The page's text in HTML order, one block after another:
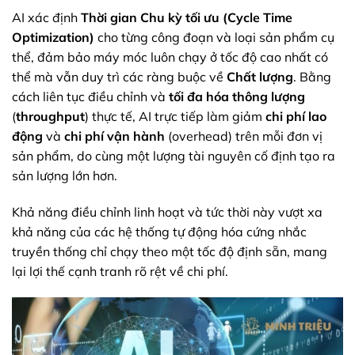
AI xác định Thời gian Chu kỳ tối ưu (Cycle Time
Optimization) cho từng công đoạn và loại sản phẩm cụ
thể, đảm bảo máy móc luôn chạy ở tốc độ cao nhất có
thể mà vẫn duy trì các ràng buộc về Chất lượng. Bằng
cách liên tục điều chỉnh và tối đa hóa thông lượng
(throughput) thực tế, AI trực tiếp làm giảm chi phí lao
động và chi phí vận hành (overhead) trên mỗi đơn vị
sản phẩm, do cùng một lượng tài nguyên cố định tạo ra
sản lượng lớn hơn.
Khả năng điều chỉnh linh hoạt và tức thời này vượt xa
khả năng của các hệ thống tự động hóa cứng nhắc
truyền thống chỉ chạy theo một tốc độ định sẵn, mang
lại lợi thế cạnh tranh rõ rệt về chi phí.